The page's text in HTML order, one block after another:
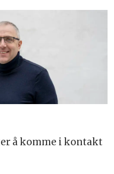
å komme i kontakt